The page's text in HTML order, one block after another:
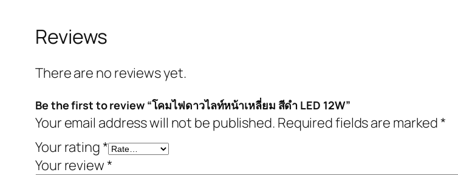
Reviews
There are no reviews yet.
Be the first to review “โคมไฟดาวไลท์หน้าเหลี่ยม สีดำ LED 12W”
Your email address will not be published. Required fields are marked*
Your rating*
Your review*